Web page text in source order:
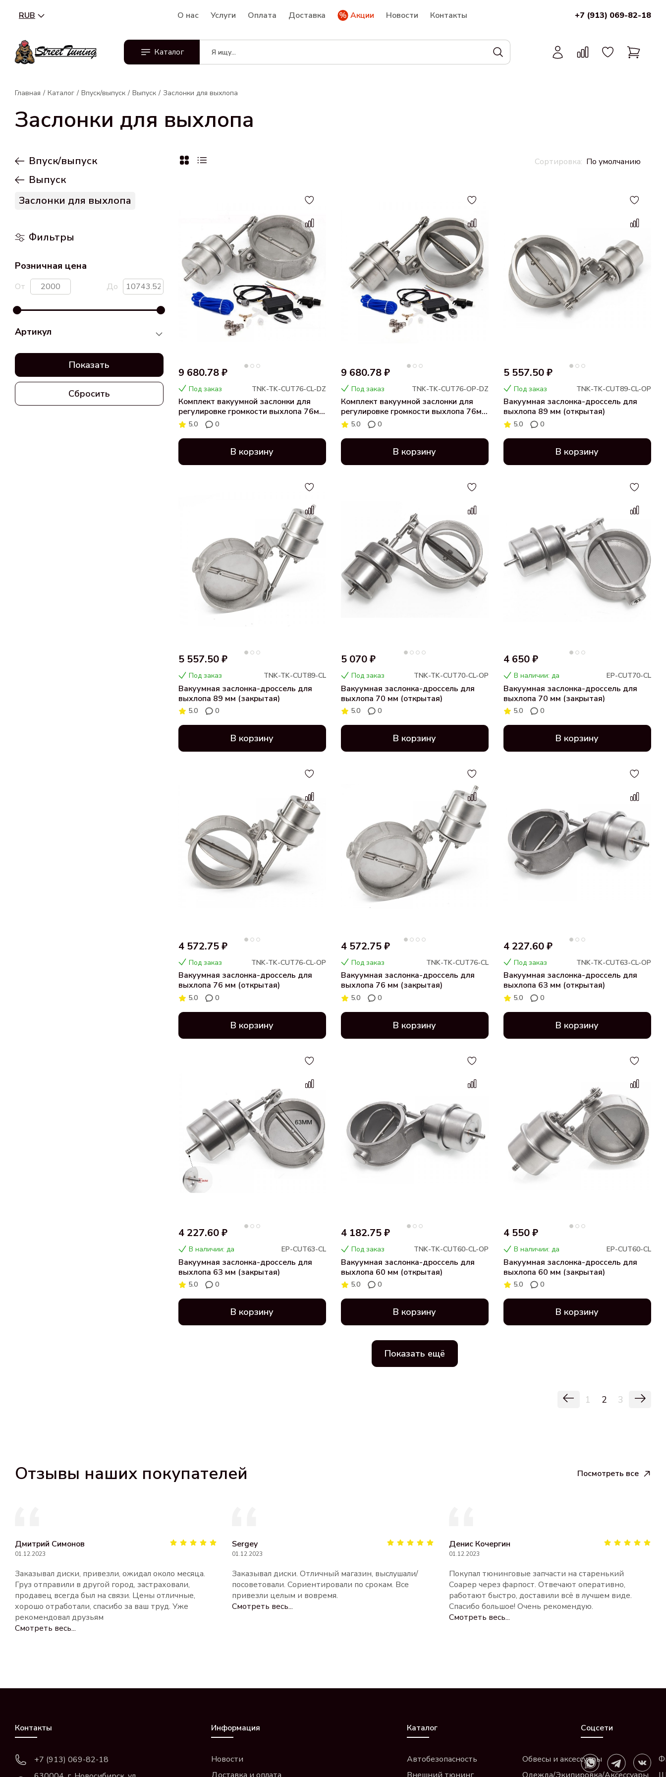
RUB О нас Услуги Оплата Доставка Акции Новости Контакты +7 (913) 069-82-18
Каталог
Главная Каталог Впуск/выпуск Выпуск Заслонки для выхлопа
Заслонки для выхлопа
Впуск/выпуск
Выпуск
Заслонки для выхлопа
Фильтры
Розничная цена
От До
Артикул
Показать
Сбросить
По умолчанию
9 680.78 ₽
Под заказ TNK-TK-CUT76-CL-DZ
Комплект вакуумной заслонки для
регулировке громкости выхлопа 76мм
(закрытая)
5.0 0
В корзину
9 680.78 ₽
Под заказ TNK-TK-CUT76-OP-DZ
Комплект вакуумной заслонки для
регулировке громкости выхлопа 76мм
(открытая)
5.0 0
В корзину
5 557.50 ₽
Под заказ TNK-TK-CUT89-CL-OP
Вакуумная заслонка-дроссель для
выхлопа 89 мм (открытая)
5.0 0
В корзину
5 557.50 ₽
Под заказ TNK-TK-CUT89-CL
Вакуумная заслонка-дроссель для
выхлопа 89 мм (закрытая)
5.0 0
В корзину
5 070 ₽
Под заказ TNK-TK-CUT70-CL-OP
Вакуумная заслонка-дроссель для
выхлопа 70 мм (открытая)
5.0 0
В корзину
4 650 ₽
В наличии: да EP-CUT70-CL
Вакуумная заслонка-дроссель для
выхлопа 70 мм (закрытая)
5.0 0
В корзину
4 572.75 ₽
Под заказ TNK-TK-CUT76-CL-OP
Вакуумная заслонка-дроссель для
выхлопа 76 мм (открытая)
5.0 0
В корзину
4 572.75 ₽
Под заказ TNK-TK-CUT76-CL
Вакуумная заслонка-дроссель для
выхлопа 76 мм (закрытая)
5.0 0
В корзину
4 227.60 ₽
Под заказ TNK-TK-CUT63-CL-OP
Вакуумная заслонка-дроссель для
выхлопа 63 мм (открытая)
5.0 0
В корзину
4 227.60 ₽
В наличии: да EP-CUT63-CL
Вакуумная заслонка-дроссель для
выхлопа 63 мм (закрытая)
5.0 0
В корзину
4 182.75 ₽
Под заказ TNK-TK-CUT60-CL-OP
Вакуумная заслонка-дроссель для
выхлопа 60 мм (открытая)
5.0 0
В корзину
4 550 ₽
В наличии: да EP-CUT60-CL
Вакуумная заслонка-дроссель для
выхлопа 60 мм (закрытая)
5.0 0
В корзину
Показать ещё
1 2 3
Отзывы наших покупателей Посмотреть все
Дмитрий Симонов
01.12.2023
Заказывал диски, привезли, ожидал около месяца.
Груз отправили в другой город, застраховали,
продавец всегда был на связи. Цены отличные,
хорошо отработали, спасибо за ваш труд. Уже
рекомендовал друзьям
Смотреть весь...
Sergey
01.12.2023
Заказывал диски. Отличный магазин, выслушали/
посоветовали. Сориентировали по срокам. Все
привезли целым и вовремя.
Смотреть весь...
Денис Кочергин
01.12.2023
Покупал тюнинговые запчасти на старенький
Соарер через фарпост. Отвечают оперативно,
работают быстро, доставили всё в лучшем виде.
Спасибо большое! Очень рекомендую.
Смотреть весь...
Контакты
+7 (913) 069-82-18
Информация
Новости
Каталог
Автобезопасность
Обвесы и аксессуары
Соцсети